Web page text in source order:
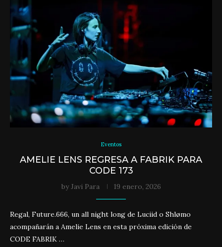
Eventos
AMELIE LENS REGRESA A FABRIK PARA
CODE 173
byJavi Para 19 enero, 2026
Regal, Future.666, un all night long de Luciid o Shlømo
acompañarán a Amelie Lens en esta próxima edición de
CODE FABRIK …